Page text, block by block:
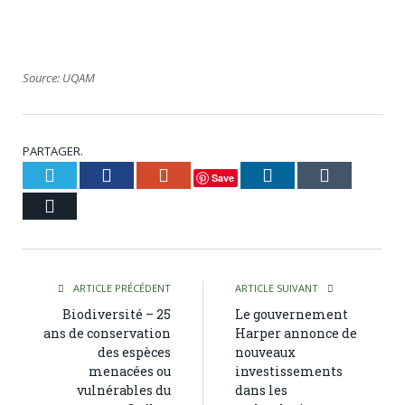
Source: UQAM
PARTAGER.
Twitter Facebook Google+
Save LinkedIn
ARTICLE PRÉCÉDENT
Biodiversité – 25
ans de conservation
des espèces
menacées ou
vulnérables du
ARTICLE SUIVANT
Le gouvernement
Harper annonce de
nouveaux
investissements
dans les